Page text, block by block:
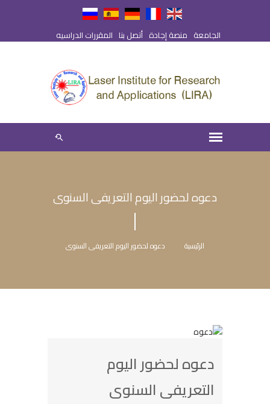
الجامعة منصة إجادة أتصل بنا المقررات الدراسيه
دعوه لحضور اليوم التعريفى السنوى
الرئيسية دعوه لحضور اليوم التعريفى السنوى
دعوه لحضور اليوم
التعريفى السنوى